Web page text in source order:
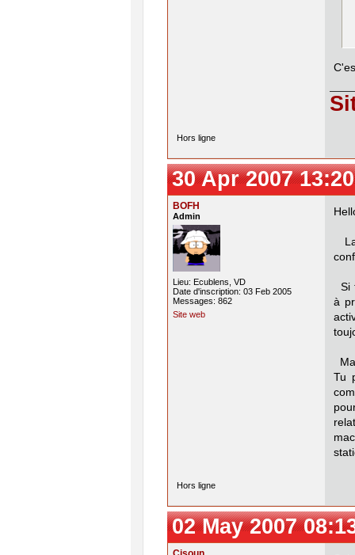
Hors ligne
30 Apr 2007
BOFH
Admin
Lieu: Ecublens, VD
Date d'inscription: 03 Feb 2005
Messages: 862
Site web
Si
à
Tu
Hors ligne
02 May 2007